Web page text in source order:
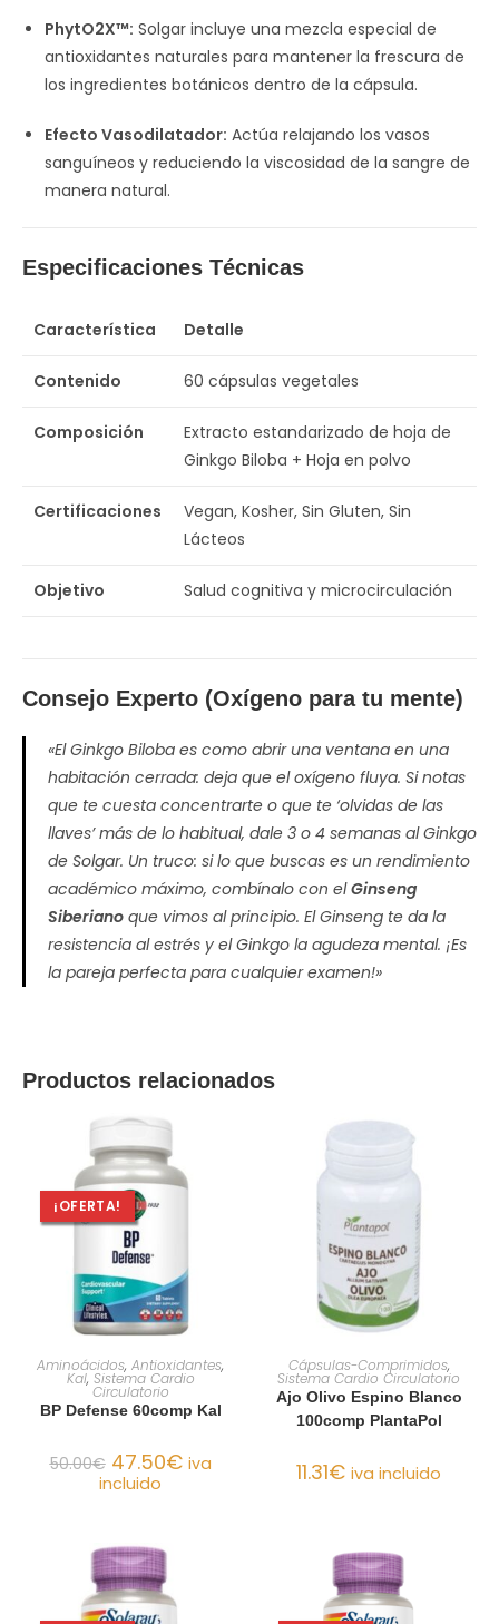
PhytO2X™: Solgar incluye una mezcla especial de
antioxidantes naturales para mantener la frescura de
los ingredientes botánicos dentro de la cápsula.
Efecto Vasodilatador: Actúa relajando los vasos
sanguíneos y reduciendo la viscosidad de la sangre de
manera natural.
Especificaciones Técnicas
Característica Detalle
Contenido 60 cápsulas vegetales
Composición
Extracto estandarizado de hoja de
Ginkgo Biloba + Hoja en polvo
Certificaciones
Vegan, Kosher, Sin Gluten, Sin
Lácteos
Objetivo Salud cognitiva y microcirculación
Consejo Experto (Oxígeno para tu mente)
«El Ginkgo Biloba es como abrir una ventana en una
habitación cerrada: deja que el oxígeno fluya. Si notas
que te cuesta concentrarte o que te ‘olvidas de las
llaves’ más de lo habitual, dale 3 o 4 semanas al Ginkgo
de Solgar. Un truco: si lo que buscas es un rendimiento
académico máximo, combínalo con elGinseng
Siberiano que vimos al principio. El Ginseng te da la
resistencia al estrés y el Ginkgo la agudeza mental. ¡Es
la pareja perfecta para cualquier examen!»
Productos relacionados
¡OFERTA!
AÑADIR AL CARRITO
Aminoácidos, Antioxidantes,
Kal, Sistema Cardio
Circulatorio
BP Defense 60comp Kal
50.00€ 47.50€ iva
incluido
AÑADIR AL CARRITO
Cápsulas-Comprimidos,
Sistema Cardio Circulatorio
Ajo Olivo Espino Blanco
100comp PlantaPol
11.31€ iva incluido